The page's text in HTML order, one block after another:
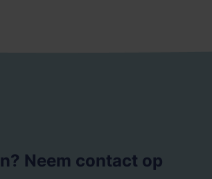
Neem contact op